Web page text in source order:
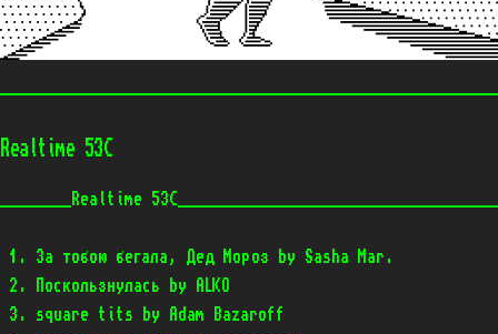
Realtime 53С
________Realtime
1. За тобою бегала, Дед Мороз by Sasha Mar.
2. Поскользнулась by ALKO
3. square tits by Adam Bazaroff